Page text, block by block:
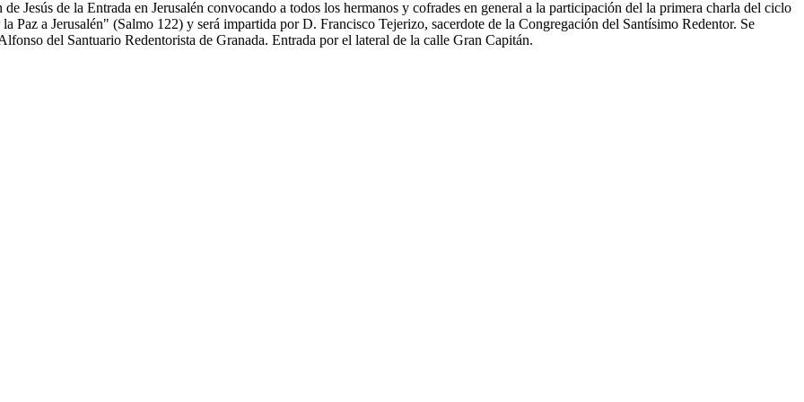
Jesús de la Entrada en Jerusalén convocando a todos los hermanos y cofrades en general a la participación del la primera charla del ciclo
Paz a Jerusalén" (Salmo 122) y será impartida por D. Francisco Tejerizo, sacerdote de la Congregación del Santísimo Redentor. Se
del Santuario Redentorista de Granada. Entrada por el lateral de la calle Gran Capitán.